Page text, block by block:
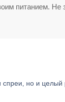
питанием. Не
спреи, но и целый